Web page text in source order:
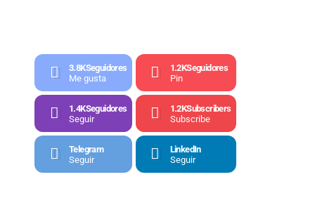
3.8KSeguidores
Me gusta
1.2KSeguidores
Pin
1.4KSeguidores
Seguir
1.2KSubscribers
Subscribe
Telegram
Seguir
LinkedIn
Seguir